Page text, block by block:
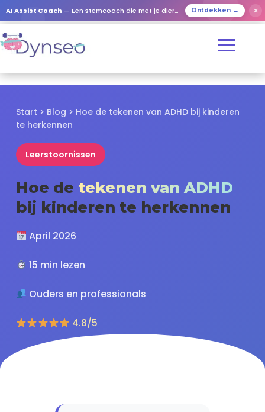
AI Assist Coach — Een stemcoach die met je dierbaren speelt Ontdekken → ✕
Start > Blog > Hoe de tekenen van ADHD bij kinderen
te herkennen
Leerstoornissen
Hoe de tekenen van ADHD
bij kinderen te herkennen
April 2026
15 min lezen
Ouders en professionals
4.8/5